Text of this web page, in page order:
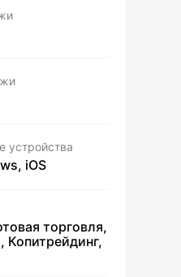
iOS
торговля,